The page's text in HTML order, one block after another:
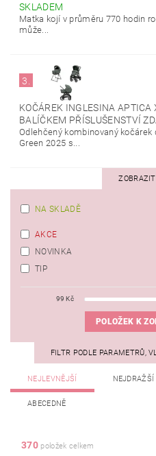
SKLADEM
Matka kojí v průměru 770 hodin
může...
3.
KOČÁREK INGLESINA
BALÍČKEM PŘÍSLUŠENSTVÍ
Odlehčený kombinovaný kočárek
Green 2025 s...
NA SKLADĚ
AKCE
NOVINKA
TIP
99 Kč
POLOŽEK K
FILTR PODLE PARAMETRŮ,
NEJLEVNĚJŠÍ NEJDRAŽŠÍ
ABECEDNĚ
370položek celkem